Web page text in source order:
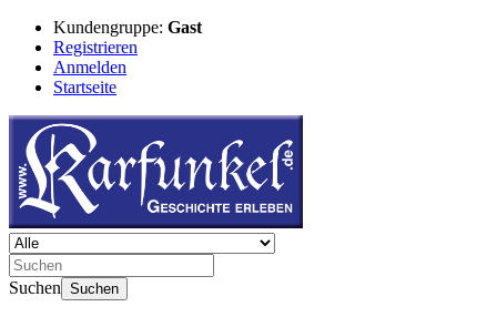
Kundengruppe: Gast
Registrieren
Anmelden
Startseite
Suchen Suchen